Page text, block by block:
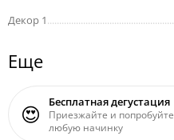
Декор 1
Еще
😍 Бесплатная дегустация
Приезжайте и попробуйте
любую начинку